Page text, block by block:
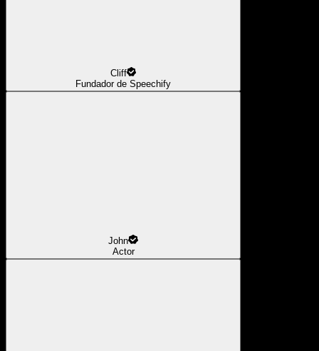
Cliff
Fundador de Speechify
John
Actor